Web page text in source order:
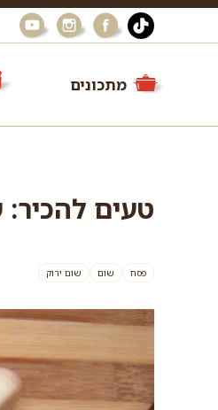
מתכונים
טעים להכיר:
פסח שום שום ירוק